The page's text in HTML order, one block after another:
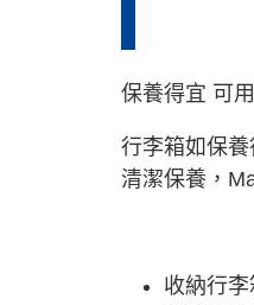
保養得宜 可
行李箱如保
清潔保養，
收納行